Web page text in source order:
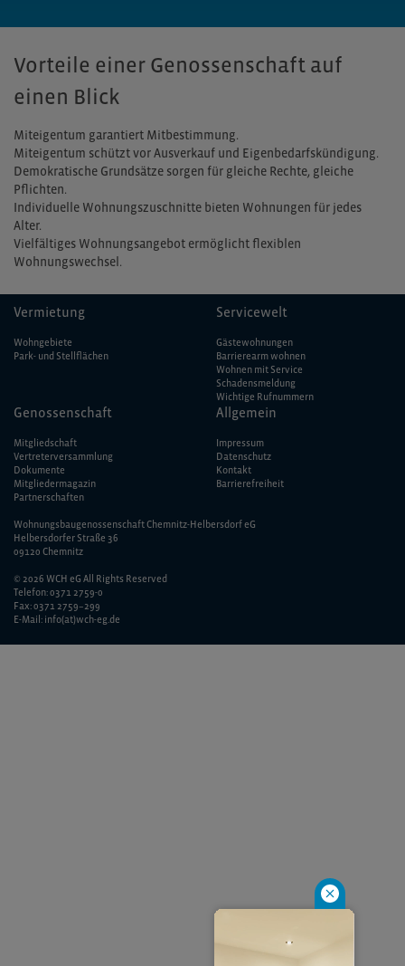
Vorteile einer Genossenschaft auf
einen Blick
Miteigentum garantiert Mitbestimmung.
Miteigentum schützt vor Ausverkauf und Eigenbedarfskündigung.
Demokratische Grundsätze sorgen für gleiche Rechte, gleiche
Pflichten.
Individuelle Wohnungszuschnitte bieten Wohnungen für jedes
Alter.
Vielfältiges Wohnungsangebot ermöglicht flexiblen
Wohnungswechsel.
Vermietung
Wohngebiete
Park- und Stellflächen
Servicewelt
Gästewohnungen
Barrierearm wohnen
Wohnen mit Service
Schadensmeldung
Wichtige Rufnummern
Genossenschaft
Mitgliedschaft
Vertreterversammlung
Dokumente
Mitgliedermagazin
Partnerschaften
Allgemein
Impressum
Datenschutz
Kontakt
Barriere­freiheit
Wohnungsbaugenossenschaft Chemnitz-Helbersdorf eG
Helbersdorfer Straße 36
09120 Chemnitz
© 2026 WCH eG All Rights Reserved
Telefon: 0371 2759-0
Fax: 0371 2759–299
E-Mail: info(at)wch-eg.de